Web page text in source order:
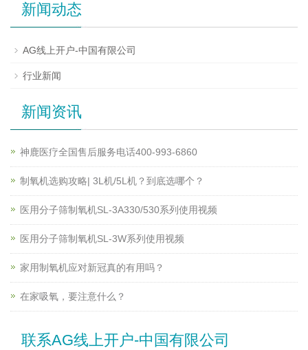
新闻动态
AG线上开户-中国有限公司
行业新闻
新闻资讯
神鹿医疗全国售后服务电话400-993-6860
制氧机选购攻略| 3L机/5L机？到底选哪个？
医用分子筛制氧机SL-3A330/530系列使用视频
医用分子筛制氧机SL-3W系列使用视频
家用制氧机应对新冠真的有用吗？
在家吸氧，要注意什么？
联系AG线上开户-中国有限公司